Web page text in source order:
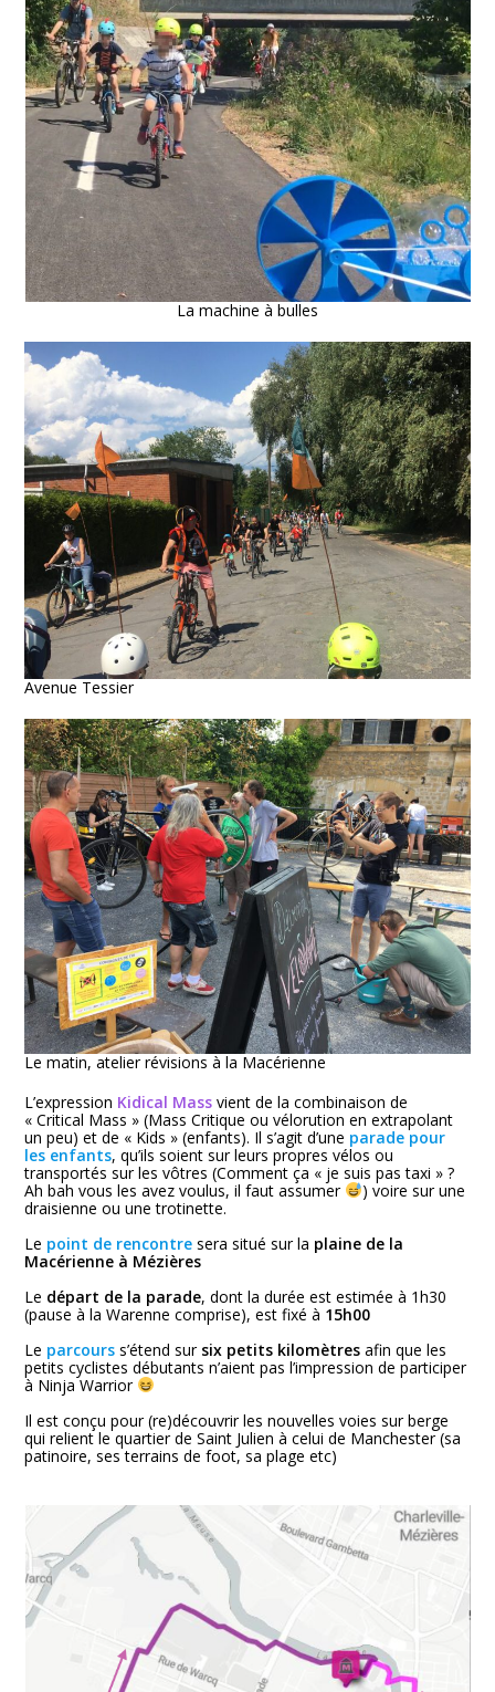
La machine à bulles
Avenue Tessier
Le matin, atelier révisions à la Macérienne
L’expression Kidical Mass vient de la combinaison de
« Critical Mass » (Mass Critique ou vélorution en extrapolant
un peu) et de « Kids » (enfants). Il s’agit d’une parade pour
les enfants, qu’ils soient sur leurs propres vélos ou
transportés sur les vôtres (Comment ça « je suis pas taxi » ?
Ah bah vous les avez voulus, il faut assumer
) voire sur une
draisienne ou une trotinette.
Le point de rencontre sera situé sur la plaine de la
Macérienne à Mézières
Le départ de la parade, dont la durée est estimée à 1h30
(pause à la Warenne comprise), est fixé à 15h00
Le parcours s’étend sur six petits kilomètres afin que les
petits cyclistes débutants n’aient pas l’impression de participer
à Ninja Warrior
Il est conçu pour (re)découvrir les nouvelles voies sur berge
qui relient le quartier de Saint Julien à celui de Manchester (sa
patinoire, ses terrains de foot, sa plage etc)